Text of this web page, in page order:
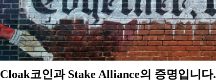
Cloak코인과 Stake Alliance의 증명입니다.